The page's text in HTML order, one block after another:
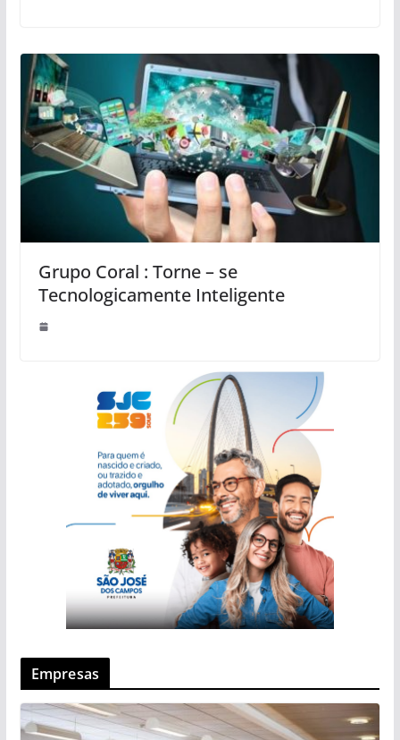
Grupo Coral : Torne – se
Tecnologicamente Inteligente
Empresas